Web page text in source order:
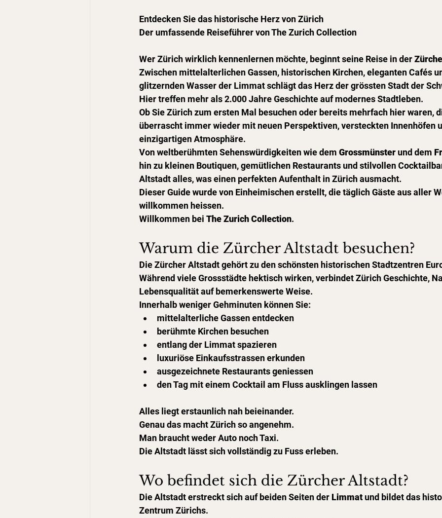
Entdecken Sie das historische Herz von Zürich
Der umfassende Reiseführer von The Zurich Collection
Wer Zürich wirklich kennenlernen möchte, beginnt seine Reise in der
Zwischen mittelalterlichen Gassen, historischen Kirchen, eleganten Cafés
glitzernden Wasser der Limmat schlägt das Herz der grössten Stadt der
Hier treffen mehr als 2.000 Jahre Geschichte auf modernes Stadtleben.
Ob Sie Zürich zum ersten Mal besuchen oder bereits mehrfach hier waren,
überrascht immer wieder mit neuen Perspektiven, versteckten Innenhöfen
einzigartigen Atmosphäre.
Von weltberühmten Sehenswürdigkeiten wie dem Grossmünster und dem
hin zu kleinen Boutiquen, gemütlichen Restaurants und stilvollen
Altstadt alles, was einen perfekten Aufenthalt in Zürich ausmacht.
Dieser Guide wurde von Einheimischen erstellt, die täglich Gäste aus aller
willkommen heissen.
Willkommen bei The Zurich Collection.
Warum die Zürcher Altstadt besuchen?
Die Zürcher Altstadt gehört zu den schönsten historischen Stadtzentren
Während viele Grossstädte hektisch wirken, verbindet Zürich Geschichte,
Lebensqualität auf bemerkenswerte Weise.
Innerhalb weniger Gehminuten können Sie:
mittelalterliche Gassen entdecken
berühmte Kirchen besuchen
entlang der Limmat spazieren
luxuriöse Einkaufsstrassen erkunden
ausgezeichnete Restaurants geniessen
den Tag mit einem Cocktail am Fluss ausklingen lassen
Alles liegt erstaunlich nah beieinander.
Genau das macht Zürich so angenehm.
Man braucht weder Auto noch Taxi.
Die Altstadt lässt sich vollständig zu Fuss erleben.
Wo befindet sich die Zürcher Altstadt?
Die Altstadt erstreckt sich auf beiden Seiten der Limmat und bildet das
Zentrum Zürichs.